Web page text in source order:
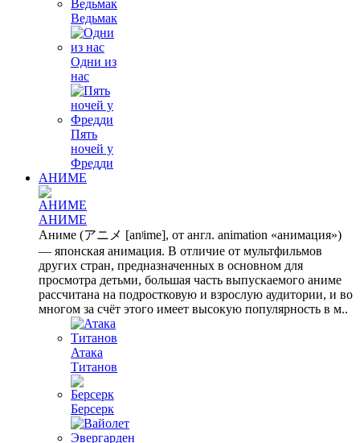
Ведьмак
Одни из
нас
Пять
ночей у
Фредди
АНИМЕ
АНИМЕ
Аниме (アニメ [anʲime], от англ. animation «анимация»)
— японская анимация. В отличие от мультфильмов
других стран, предназначенных в основном для
просмотра детьми, большая часть выпускаемого аниме
рассчитана на подростковую и взрослую аудитории, и во
многом за счёт этого имеет высокую популярность в м..
Атака
Титанов
Берсерк